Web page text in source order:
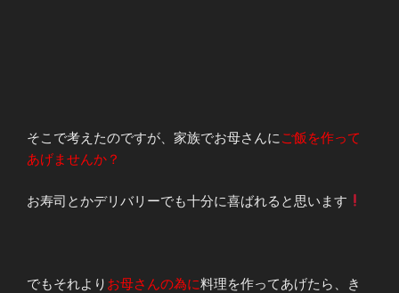
そこで考えたのですが、家族でお母さんに ご飯を作って
あげませんか？
お寿司とかデリバリーでも十分に喜ばれると思います
でもそれより お母さんの為に料理を作ってあげたら、き